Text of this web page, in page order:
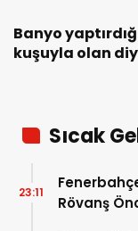
Banyo
kuşuyla olan
Sıcak
Rövanş
23:11